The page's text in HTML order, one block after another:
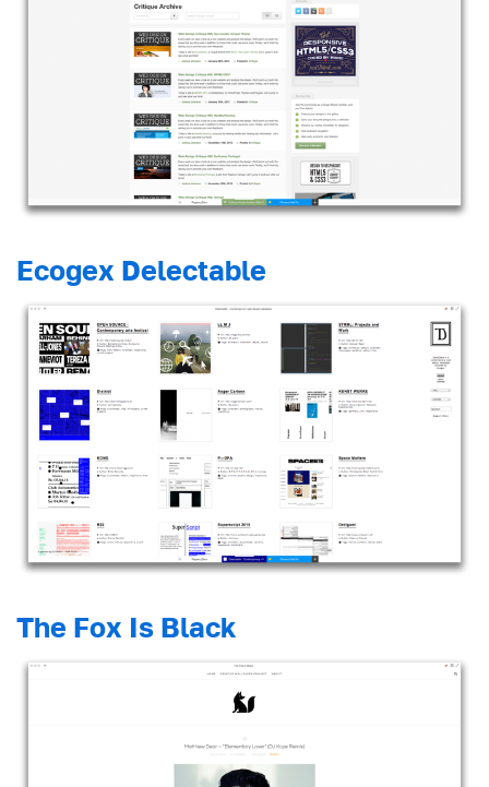
Ecogex Delectable
The Fox Is Black